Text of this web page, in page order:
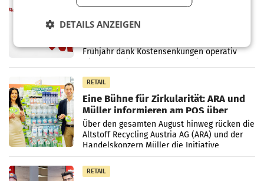
ProSiebenSat.1 spart und macht
überraschend viel Gewinn
UNTERFÖHRING/MAILAND/AMSTERDAM. Der
Frühjahr dank Kostensenkungen operativ
RETAIL
Eine Bühne für Zirkularität: ARA und
Müller informieren am POS über
Kreislauffähigkeit
Über den gesamten August hinweg rücken die
Altstoff Recycling Austria AG (ARA) und der
Handelskonzern Müller die Initiative
„Kreislauf-Helden“ in allen österreichischen
Müller-Filialen
RETAIL
DETAILS ANZEIGEN